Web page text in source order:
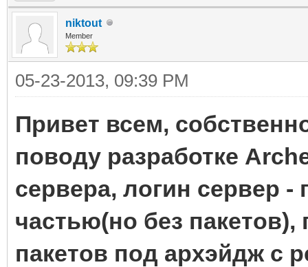
niktout
Member
05-23-2013, 09:39 PM
Привет всем,
поводу разработке
сервера, логин сервер -
частью(но без
пакетов под архэйдж с